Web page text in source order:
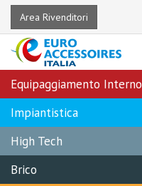
Area Rivenditori
Equipaggiamento Interno
Impiantistica
High Tech
Brico